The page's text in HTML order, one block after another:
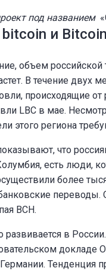
под названием
и
объем российской
В течение двух
происходящие от
LBC в мае.
этого региона
что
есть люди,
более
переводы.
BCH.
в России.
докладе
Тенденция